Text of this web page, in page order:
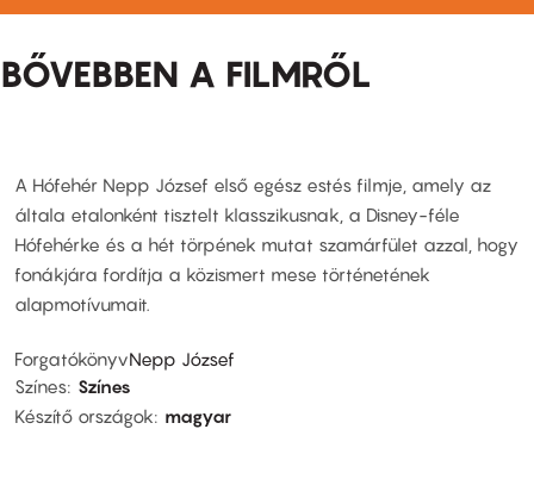
BŐVEBBEN A FILMRŐL
A Hófehér Nepp József első egész estés filmje, amely az
általa etalonként tisztelt klasszikusnak, a Disney-féle
Hófehérke és a hét törpének mutat szamárfület azzal, hogy
fonákjára fordítja a közismert mese történetének
alapmotívumait.
ForgatókönyvNepp József
Színes Színes
Készítő országok
magyar